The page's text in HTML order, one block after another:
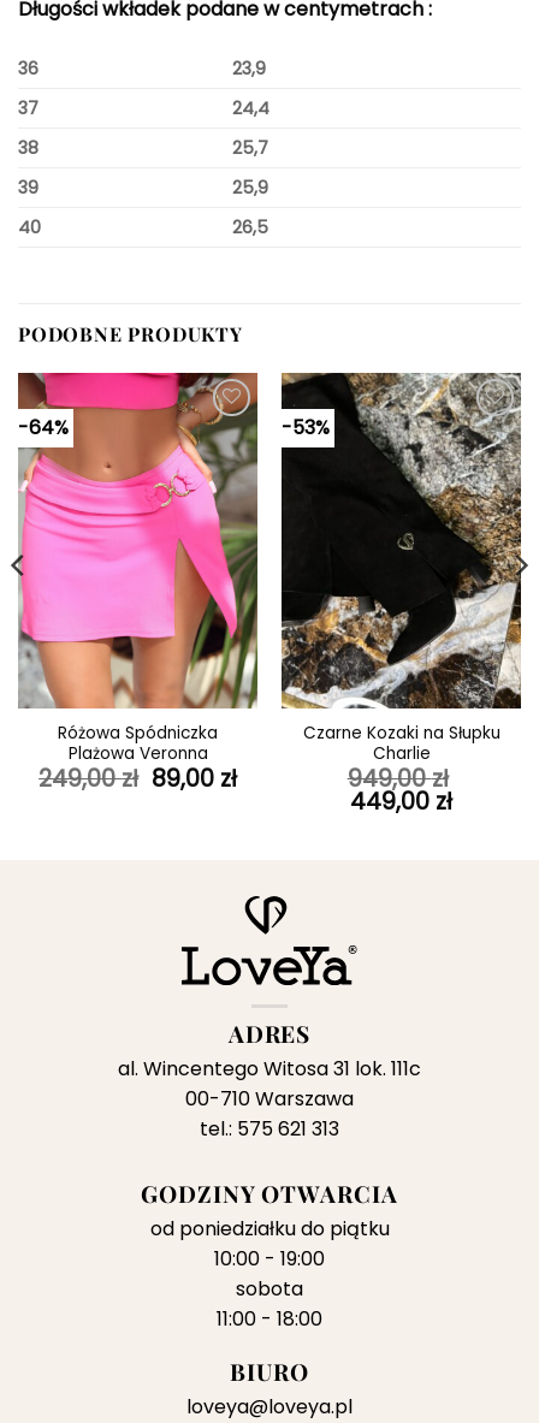
Długości wkładek podane w centymetrach :
36
23,9
37
24,4
38
25,7
39
25,9
40
26,5
PODOBNE PRODUKTY
-64%
Dodaj do
ulubionych
Różowa Spódniczka
Plażowa Veronna
249,00zł Pierwotna
cena
89,00 złAktualna
-53%
Dodaj do
ulubionych
Czarne Kozaki na Słupku
Charlie
949,00zł
Pierwotna
cena
449,00 zł
ADRES
al. Wincentego Witosa 31 lok. 111c
00-710 Warszawa
tel.: 575 621 313
GODZINY OTWARCIA
od poniedziałku do piątku
10:00 - 19:00
sobota
11:00 - 18:00
BIURO
loveya@loveya.pl